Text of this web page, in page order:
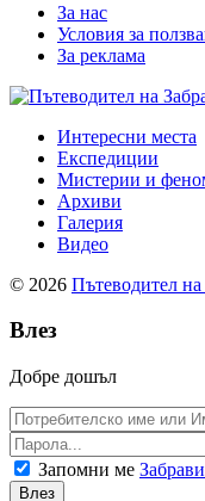
За нас
Условия за
За реклама
Интересни места
Експедиции
Мистерии и
Архиви
Галерия
Видео
© 2026 Пътеводител на
Влез
Добре дошъл
Запомни ме